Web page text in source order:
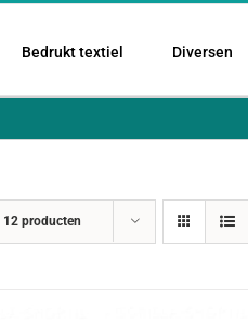
Bedrukt textiel Diversen
12 producten